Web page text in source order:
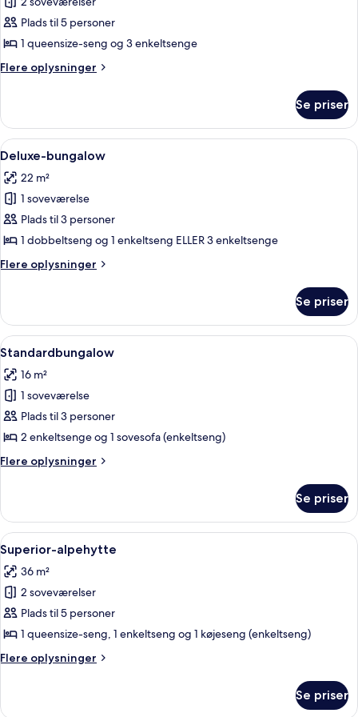
af
Alpehytte
Plads til 5 personer
1 queensize-seng og 3 enkeltsenge
Flere oplysninger
Flere
Se priser
Indlæs
alle
billeder
af
Deluxe-
bungalow
Et soveværelse med seng,
11
Deluxe-bungalow
22 m²
1 soveværelse
Plads til 3 personer
1 dobbeltseng og 1 enkeltseng ELLER 3 enkeltsenge
Flere oplysninger
Flere
bungalow
Se priser
Indlæs
alle
billeder
af
Standardbungalow
Et moderne hotelværelse med en
12
Standardbungalow
16 m²
1 soveværelse
Plads til 3 personer
2 enkeltsenge og 1 sovesofa (enkeltseng)
Flere oplysninger
Flere
Se priser
Indlæs
alle
billeder
af
Superior-
alpehytte
En række træhuse med altaner,
14
Superior-alpehytte
36 m²
2 soveværelser
Plads til 5 personer
1 queensize-seng, 1 enkeltseng og 1 køjeseng (enkeltseng)
Flere oplysninger
Flere
Se priser